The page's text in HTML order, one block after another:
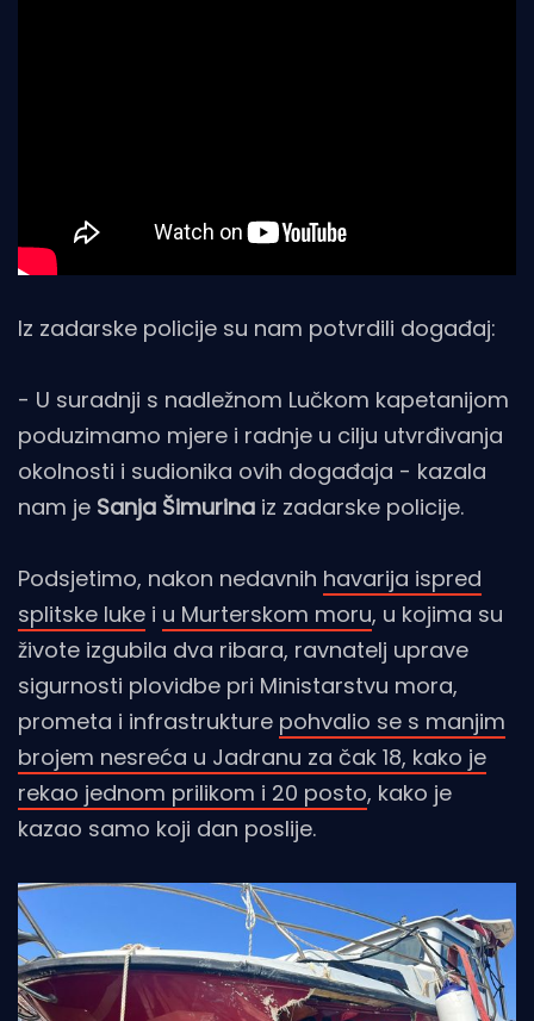
Iz zadarske policije su nam potvrdili događaj:
- U suradnji s nadležnom Lučkom kapetanijom
poduzimamo mjere i radnje u cilju utvrđivanja
okolnosti i sudionika ovih događaja - kazala
nam je Sanja Šimurina iz zadarske policije.
Podsjetimo, nakon nedavnih havarija ispred
splitske luke i u Murterskom moru, u kojima su
živote izgubila dva ribara, ravnatelj uprave
sigurnosti plovidbe pri Ministarstvu mora,
prometa i infrastrukture pohvalio se s manjim
brojem nesreća u Jadranu za čak 18, kako je
rekao jednom prilikom i 20 posto, kako je
kazao samo koji dan poslije.